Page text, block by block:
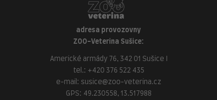
adresa provozovny
ZOO-Veterina Sušice:
Americké armády 76, 342 01 Sušice I
tel.: +420 376 522 435
e-mail: susice@zoo-veterina.cz
GPS: 49.230558, 13.517988